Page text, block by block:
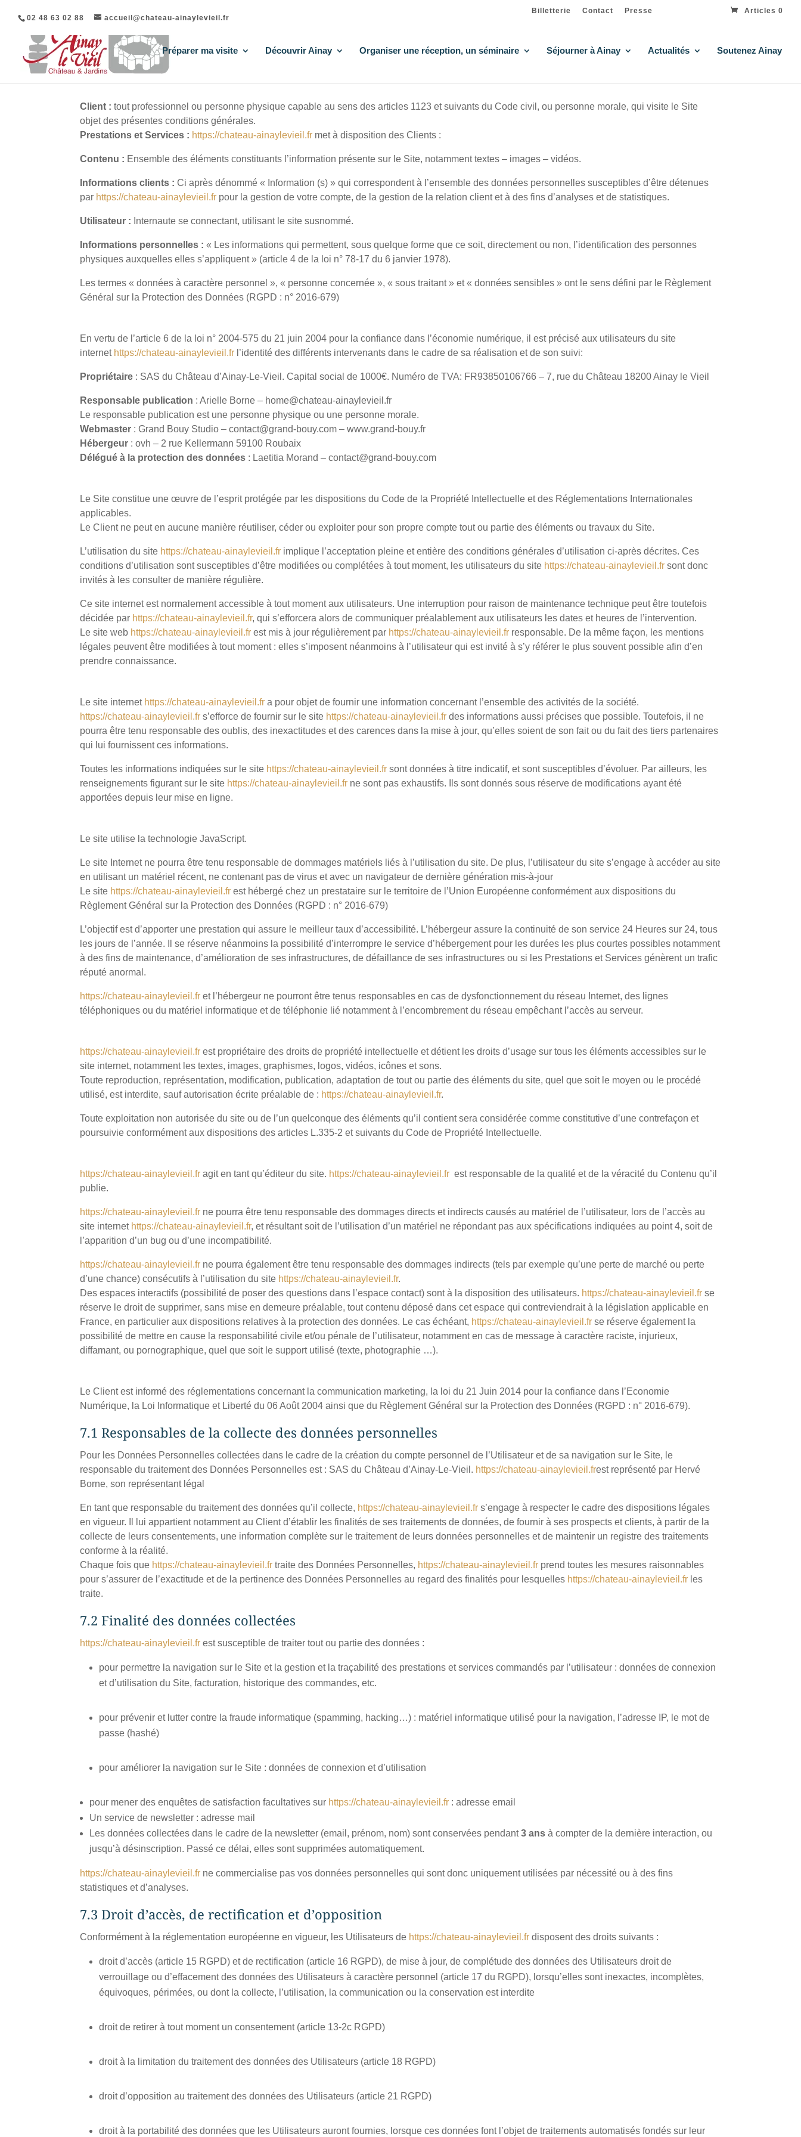
02 48 63 02 88 accueil@chateau-ainaylevieil.fr
Billetterie Contact Presse Articles 0
Préparer ma visite Découvrir Ainay Organiser une réception, un séminaire Séjourner à Ainay Actualités Soutenez Ainay
DÉFINITIONS
Client : tout professionnel ou personne physique capable au sens des articles 1123 et suivants du Code civil, ou personne morale, qui visite le Site
objet des présentes conditions générales.
Prestations et Services : https://chateau-ainaylevieil.fr met à disposition des Clients :
Contenu : Ensemble des éléments constituants l’information présente sur le Site, notamment textes – images – vidéos.
Informations clients : Ci après dénommé « Information (s) » qui correspondent à l’ensemble des données personnelles susceptibles d’être détenues
par https://chateau-ainaylevieil.fr pour la gestion de votre compte, de la gestion de la relation client et à des fins d’analyses et de statistiques.
Utilisateur : Internaute se connectant, utilisant le site susnommé.
Informations personnelles : « Les informations qui permettent, sous quelque forme que ce soit, directement ou non, l’identification des personnes
physiques auxquelles elles s’appliquent » (article 4 de la loi n° 78-17 du 6 janvier 1978).
Les termes « données à caractère personnel », « personne concernée », « sous traitant » et « données sensibles » ont le sens défini par le Règlement
Général sur la Protection des Données (RGPD : n° 2016-679)
En vertu de l’article 6 de la loi n° 2004-575 du 21 juin 2004 pour la confiance dans l’économie numérique, il est précisé aux utilisateurs du site
internet https://chateau-ainaylevieil.fr l’identité des différents intervenants dans le cadre de sa réalisation et de son suivi:
Propriétaire : SAS du Château d’Ainay-Le-Vieil. Capital social de 1000€. Numéro de TVA: FR93850106766 – 7, rue du Château 18200 Ainay le Vieil
Responsable publication : Arielle Borne – home@chateau-ainaylevieil.fr
Le responsable publication est une personne physique ou une personne morale.
Webmaster : Grand Bouy Studio – contact@grand-bouy.com – www.grand-bouy.fr
Hébergeur : ovh – 2 rue Kellermann 59100 Roubaix
Délégué à la protection des données : Laetitia Morand – contact@grand-bouy.com
Le Site constitue une œuvre de l’esprit protégée par les dispositions du Code de la Propriété Intellectuelle et des Réglementations Internationales
applicables.
Le Client ne peut en aucune manière réutiliser, céder ou exploiter pour son propre compte tout ou partie des éléments ou travaux du Site.
L’utilisation du site https://chateau-ainaylevieil.fr implique l’acceptation pleine et entière des conditions générales d’utilisation ci-après décrites. Ces
conditions d’utilisation sont susceptibles d’être modifiées ou complétées à tout moment, les utilisateurs du site https://chateau-ainaylevieil.fr sont donc
invités à les consulter de manière régulière.
Ce site internet est normalement accessible à tout moment aux utilisateurs. Une interruption pour raison de maintenance technique peut être toutefois
décidée par https://chateau-ainaylevieil.fr, qui s’efforcera alors de communiquer préalablement aux utilisateurs les dates et heures de l’intervention.
Le site web https://chateau-ainaylevieil.fr est mis à jour régulièrement par https://chateau-ainaylevieil.fr responsable. De la même façon, les mentions
légales peuvent être modifiées à tout moment : elles s’imposent néanmoins à l’utilisateur qui est invité à s’y référer le plus souvent possible afin d’en
prendre connaissance.
Le site internet https://chateau-ainaylevieil.fr a pour objet de fournir une information concernant l’ensemble des activités de la société.
https://chateau-ainaylevieil.fr s’efforce de fournir sur le site https://chateau-ainaylevieil.fr des informations aussi précises que possible. Toutefois, il ne
pourra être tenu responsable des oublis, des inexactitudes et des carences dans la mise à jour, qu’elles soient de son fait ou du fait des tiers partenaires
qui lui fournissent ces informations.
Toutes les informations indiquées sur le site https://chateau-ainaylevieil.fr sont données à titre indicatif, et sont susceptibles d’évoluer. Par ailleurs, les
renseignements figurant sur le site https://chateau-ainaylevieil.fr ne sont pas exhaustifs. Ils sont donnés sous réserve de modifications ayant été
apportées depuis leur mise en ligne.
Le site utilise la technologie JavaScript.
Le site Internet ne pourra être tenu responsable de dommages matériels liés à l’utilisation du site. De plus, l’utilisateur du site s’engage à accéder au site
en utilisant un matériel récent, ne contenant pas de virus et avec un navigateur de dernière génération mis-à-jour
Le site https://chateau-ainaylevieil.fr est hébergé chez un prestataire sur le territoire de l’Union Européenne conformément aux dispositions du
Règlement Général sur la Protection des Données (RGPD : n° 2016-679)
L’objectif est d’apporter une prestation qui assure le meilleur taux d’accessibilité. L’hébergeur assure la continuité de son service 24 Heures sur 24, tous
les jours de l’année. Il se réserve néanmoins la possibilité d’interrompre le service d’hébergement pour les durées les plus courtes possibles notamment
à des fins de maintenance, d’amélioration de ses infrastructures, de défaillance de ses infrastructures ou si les Prestations et Services génèrent un trafic
réputé anormal.
https://chateau-ainaylevieil.fr et l’hébergeur ne pourront être tenus responsables en cas de dysfonctionnement du réseau Internet, des lignes
téléphoniques ou du matériel informatique et de téléphonie lié notamment à l’encombrement du réseau empêchant l’accès au serveur.
https://chateau-ainaylevieil.fr est propriétaire des droits de propriété intellectuelle et détient les droits d’usage sur tous les éléments accessibles sur le
site internet, notamment les textes, images, graphismes, logos, vidéos, icônes et sons.
Toute reproduction, représentation, modification, publication, adaptation de tout ou partie des éléments du site, quel que soit le moyen ou le procédé
utilisé, est interdite, sauf autorisation écrite préalable de : https://chateau-ainaylevieil.fr.
Toute exploitation non autorisée du site ou de l’un quelconque des éléments qu’il contient sera considérée comme constitutive d’une contrefaçon et
poursuivie conformément aux dispositions des articles L.335-2 et suivants du Code de Propriété Intellectuelle.
https://chateau-ainaylevieil.fr agit en tant qu’éditeur du site. https://chateau-ainaylevieil.fr est responsable de la qualité et de la véracité du Contenu qu’il
publie.
https://chateau-ainaylevieil.fr ne pourra être tenu responsable des dommages directs et indirects causés au matériel de l’utilisateur, lors de l’accès au
site internet https://chateau-ainaylevieil.fr, et résultant soit de l’utilisation d’un matériel ne répondant pas aux spécifications indiquées au point 4, soit de
l’apparition d’un bug ou d’une incompatibilité.
https://chateau-ainaylevieil.fr ne pourra également être tenu responsable des dommages indirects (tels par exemple qu’une perte de marché ou perte
d’une chance) consécutifs à l’utilisation du site https://chateau-ainaylevieil.fr.
Des espaces interactifs (possibilité de poser des questions dans l’espace contact) sont à la disposition des utilisateurs. https://chateau-ainaylevieil.fr se
réserve le droit de supprimer, sans mise en demeure préalable, tout contenu déposé dans cet espace qui contreviendrait à la législation applicable en
France, en particulier aux dispositions relatives à la protection des données. Le cas échéant, https://chateau-ainaylevieil.fr se réserve également la
possibilité de mettre en cause la responsabilité civile et/ou pénale de l’utilisateur, notamment en cas de message à caractère raciste, injurieux,
diffamant, ou pornographique, quel que soit le support utilisé (texte, photographie …).
Le Client est informé des réglementations concernant la communication marketing, la loi du 21 Juin 2014 pour la confiance dans l’Economie
Numérique, la Loi Informatique et Liberté du 06 Août 2004 ainsi que du Règlement Général sur la Protection des Données (RGPD : n° 2016-679).
7.1 Responsables de la collecte des données personnelles
Pour les Données Personnelles collectées dans le cadre de la création du compte personnel de l’Utilisateur et de sa navigation sur le Site, le
responsable du traitement des Données Personnelles est : SAS du Château d’Ainay-Le-Vieil. https://chateau-ainaylevieil.frest représenté par Hervé
Borne, son représentant légal
En tant que responsable du traitement des données qu’il collecte, https://chateau-ainaylevieil.fr s’engage à respecter le cadre des dispositions légales
en vigueur. Il lui appartient notamment au Client d’établir les finalités de ses traitements de données, de fournir à ses prospects et clients, à partir de la
collecte de leurs consentements, une information complète sur le traitement de leurs données personnelles et de maintenir un registre des traitements
conforme à la réalité.
Chaque fois que https://chateau-ainaylevieil.fr traite des Données Personnelles, https://chateau-ainaylevieil.fr prend toutes les mesures raisonnables
pour s’assurer de l’exactitude et de la pertinence des Données Personnelles au regard des finalités pour lesquelles https://chateau-ainaylevieil.fr les
traite.
7.2 Finalité des données collectées
https://chateau-ainaylevieil.fr est susceptible de traiter tout ou partie des données :
pour permettre la navigation sur le Site et la gestion et la traçabilité des prestations et services commandés par l’utilisateur : données de connexion
et d’utilisation du Site, facturation, historique des commandes, etc.
pour prévenir et lutter contre la fraude informatique (spamming, hacking…) : matériel informatique utilisé pour la navigation, l’adresse IP, le mot de
passe (hashé)
pour améliorer la navigation sur le Site : données de connexion et d’utilisation
pour mener des enquêtes de satisfaction facultatives sur https://chateau-ainaylevieil.fr : adresse email
Un service de newsletter : adresse mail
Les données collectées dans le cadre de la newsletter (email, prénom, nom) sont conservées pendant3 ans à compter de la dernière interaction, ou
jusqu’à désinscription. Passé ce délai, elles sont supprimées automatiquement.
https://chateau-ainaylevieil.fr ne commercialise pas vos données personnelles qui sont donc uniquement utilisées par nécessité ou à des fins
statistiques et d’analyses.
7.3 Droit d’accès, de rectification et d’opposition
Conformément à la réglementation européenne en vigueur, les Utilisateurs de https://chateau-ainaylevieil.fr disposent des droits suivants :
droit d’accès (article 15 RGPD) et de rectification (article 16 RGPD), de mise à jour, de complétude des données des Utilisateurs droit de
verrouillage ou d’effacement des données des Utilisateurs à caractère personnel (article 17 du RGPD), lorsqu’elles sont inexactes, incomplètes,
équivoques, périmées, ou dont la collecte, l’utilisation, la communication ou la conservation est interdite
droit de retirer à tout moment un consentement (article 13-2c RGPD)
droit à la limitation du traitement des données des Utilisateurs (article 18 RGPD)
droit d’opposition au traitement des données des Utilisateurs (article 21 RGPD)
droit à la portabilité des données que les Utilisateurs auront fournies, lorsque ces données font l’objet de traitements automatisés fondés sur leur